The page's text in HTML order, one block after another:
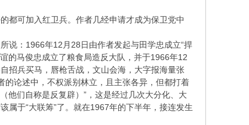
都可加入红卫兵。作者几经申请才成为保卫党中
说：1966年12月28日由作者发起与田学忠成立“捍
的马俊忠成立了粮食局造反大队，并于1966年12
招兵买马，唇枪舌战，文山会海，大字报海量张
的论述中，不权派别林立，且主张各异，但都打着
他们自称是反复辟）”，这是经过几次大分化、大
属于“大联筹”了。就在1967年的下半年，接连发生